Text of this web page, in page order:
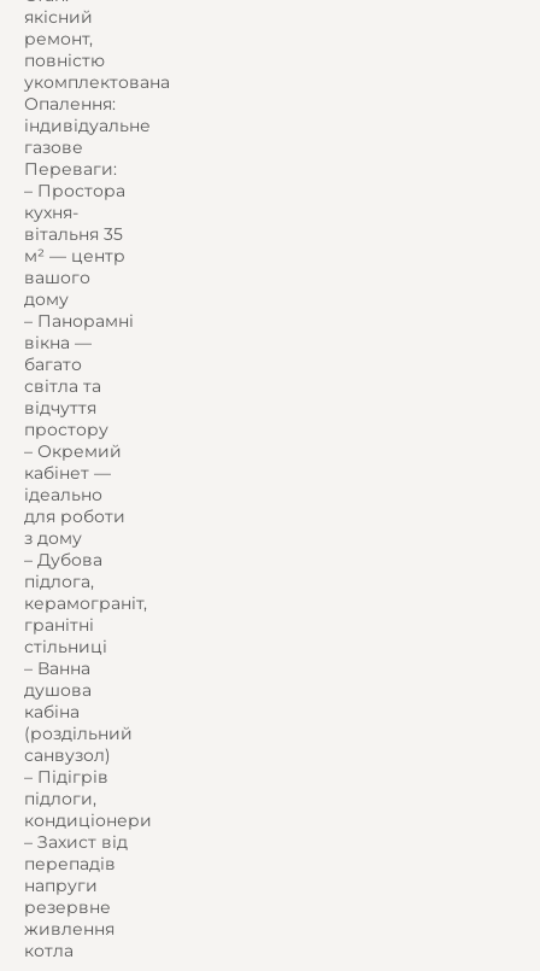
якісний
ремонт,
повністю
укомплектована
Опалення:
індивідуальне
газове
Переваги:
– Простора
кухня-
вітальня 35
м² — центр
вашого
дому
– Панорамні
вікна —
багато
світла та
відчуття
простору
– Окремий
кабінет —
ідеально
для роботи
з дому
– Дубова
підлога,
керамограніт,
гранітні
стільниці
– Ванна
душова
кабіна
(роздільний
санвузол)
– Підігрів
підлоги,
кондиціонери
– Захист від
перепадів
напруги
резервне
живлення
котла